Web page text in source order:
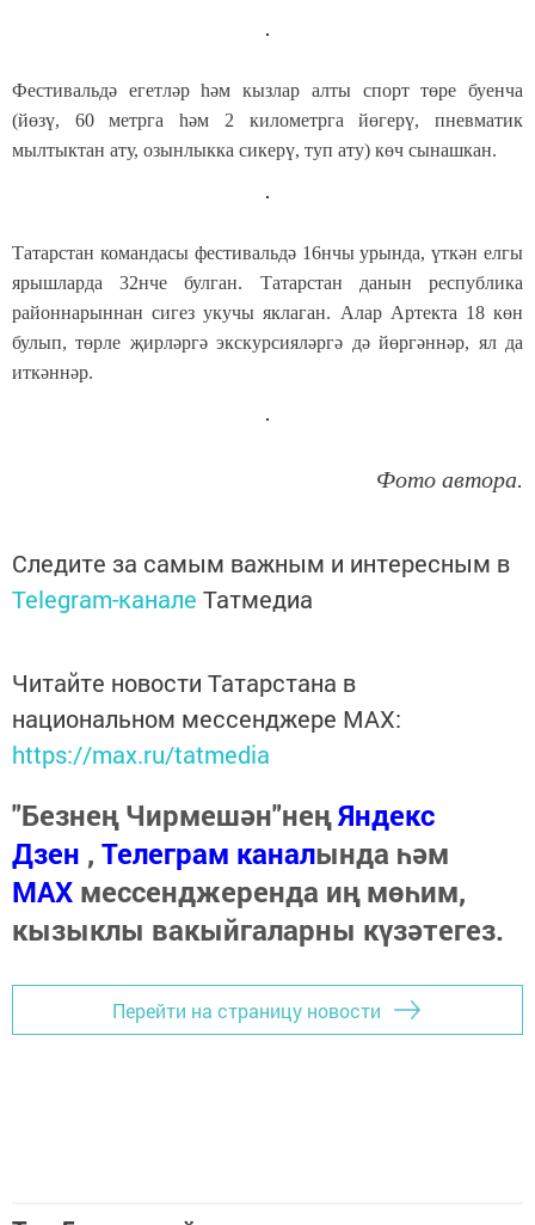
Фестивальдә егетләр һәм кызлар алты спорт төре буенча
(йөзү, 60 метрга һәм 2 километрга йөгерү, пневматик
мылтыктан ату, озынлыкка сикерү, туп ату) көч сынашкан.
Татарстан командасы фестивальдә 16нчы урында, үткән елгы
ярышларда 32нче булган. Татарстан данын республика
районнарыннан сигез укучы яклаган. Алар Артекта 18 көн
булып, төрле җирләргә экскурсияләргә дә йөргәннәр, ял да
иткәннәр.
Фото автора.
Следите за самым важным и интересным в
Telegram-канале Татмедиа
Читайте новости Татарстана в
национальном мессенджере MАХ:
https://max.ru/tatmedia
"Безнең Чирмешән"неңЯндекс
Дзен , Телеграм каналында һәм
МАХ мессенджеренда иң мөһим,
кызыклы вакыйгаларны күзәтегез.
Перейти на страницу новости